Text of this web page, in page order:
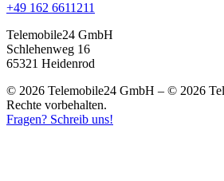
+49 162 6611211
Telemobile24 GmbH
Schlehenweg 16
65321 Heidenrod
© 2026 Telemobile24 GmbH – © 2026
Rechte vorbehalten.
Fragen? Schreib uns!